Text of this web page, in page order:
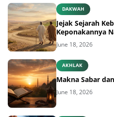
DAKWAH
Jejak Sejarah
Keponakannya
June 18, 2026
AKHLAK
Makna Sabar
June 18, 2026